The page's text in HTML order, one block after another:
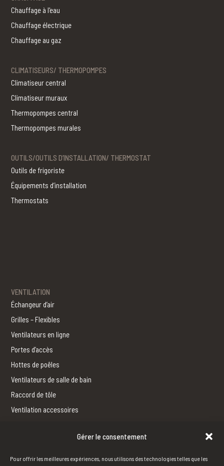
Gérer le consentement
Pour offrir les meilleures expériences, nous utilisons des technologies telles que les
Chauffage à l'eau
Chauffage électrique
Chauffage au gaz
CLIMATISEURS/ THERMOPOMPES
Climatiseur central
Climatiseur muraux
Thermopompes central
Thermopompes murales
OUTILS/OUTILS D’INSTALLATION/ THERMOSTAT
Outils de frigoriste
Équipements d’installation
Thermostats
VENTILATION
Échangeur d’air
Grilles – Flexibles
Ventilateurs en ligne
Portes d’accès
Hottes de poêles
Ventilateurs de salle de bain
Raccord de tôle
Ventilation accessoires